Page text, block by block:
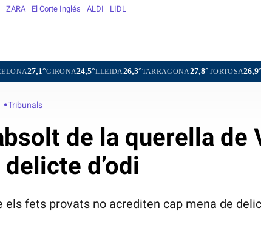
ZARA El Corte Inglés ALDI LIDL
24,5°LLEIDA26,3°TARRAGONA27,8°TORTOSA26,9°MATARÓ25,6°
Tribunals
de la querella de
delicte d’odi
els fets provats no acrediten cap mena de